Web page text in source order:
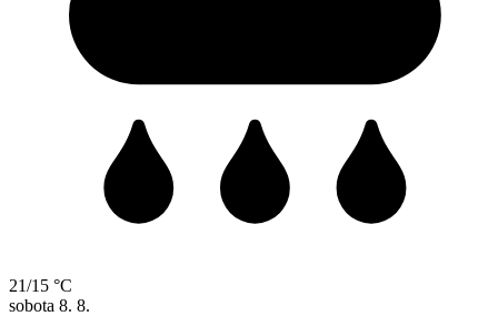
21/15 °C
sobota 8. 8.